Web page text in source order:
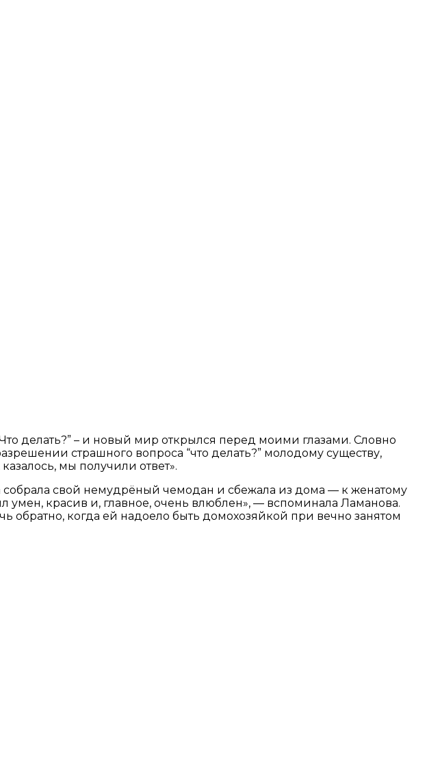
делать?” – и новый мир открылся перед моими глазами. Словно
страшного вопроса “что делать?” молодому существу,
мы получили ответ».
свой немудрёный чемодан и сбежала из дома — к женатому
умен, красив и, главное, очень влюблен», — вспоминала Ламанова.
когда ей надоело быть домохозяйкой при вечно занятом